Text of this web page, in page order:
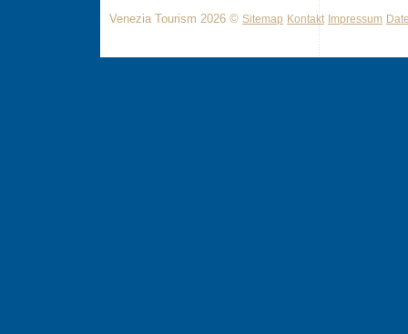
Venezia Tourism 2026 © Sitemap Kontakt Impressum